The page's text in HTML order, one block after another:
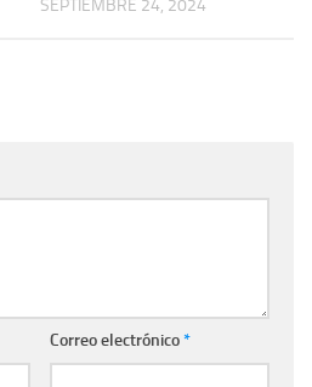
SEPTIEMBRE 24, 2024
Correo electrónico*